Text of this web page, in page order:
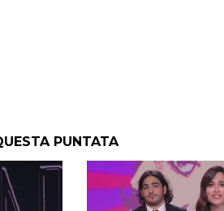
PUNTATA